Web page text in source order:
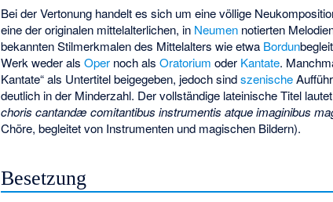
Bei der Vertonung handelt es sich um eine völlige
eine der originalen mittelalterlichen, in Neumen notierten
bekannten Stilmerkmalen des Mittelalters wie etwa Bordun
Werk weder alsOper noch alsOratorium oder Kantate.
Kantate“ als Untertitel beigegeben, jedoch sindszenische
deutlich in der Minderzahl. Der vollständige lateinische Titel lautet
choris cantandæ comitantibus instrumentis atque imaginibus
Chöre, begleitet von Instrumenten und magischen Bildern).
Besetzung